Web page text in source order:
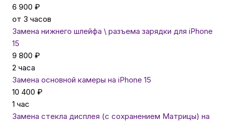
6 900 ₽
от 3 часов
Замена нижнего шлейфа \ разъема зарядки для iPhone
15
9 800 ₽
2 часа
Замена основной камеры на iPhone 15
10 400 ₽
1 час
Замена стекла дисплея (с сохранением Матрицы) на